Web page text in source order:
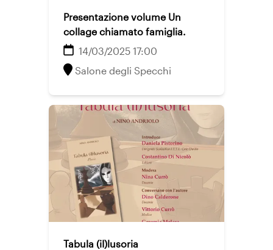
Presentazione volume Un
collage chiamato famiglia.
14/03/2025 17:00
Salone degli Specchi
Tabula (iI)lusoria